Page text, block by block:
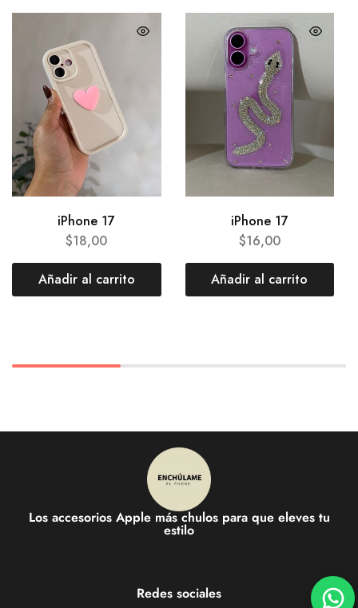
iPhone 17
$18,00
Añadir al carrito
iPhone 17
$16,00
Añadir al carrito
Los accesorios Apple más chulos para que eleves tu
estilo
Redes sociales